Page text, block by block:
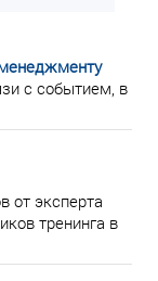
с событием, в
от эксперта
тренинга в